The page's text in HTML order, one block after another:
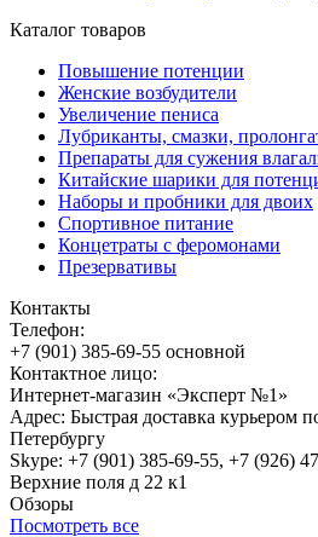
Каталог товаров
Повышение потенции
Женские возбудители
Увеличение пениса
Лубриканты, смазки,
Препараты для сужения
Китайские шарики для
Наборы и пробники для двоих
Спортивное питание
Концетраты с феромонами
Презервативы
Контакты
Телефон:
+7 (901) 385-69-55 основной
Контактное лицо:
Интернет-магазин «Эксперт №1»
Адрес: Быстрая доставка курьером
Петербургу
Skype: +7 (901) 385-69-55, +7 (926)
Верхние поля д 22 к1
Обзоры
Посмотреть все